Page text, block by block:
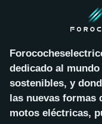
dedicado al
sostenibles, y
las nuevas formas
motos eléctricas,